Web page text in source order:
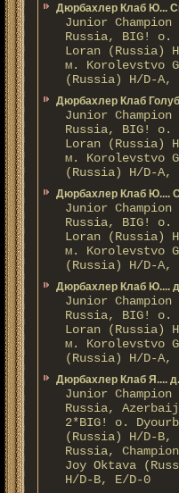
Дюрбахлер Клаб Ю...
Junior
Russia, BIG! о.
Loran (Russia)
м. Korolevstvo
(Russia) H/D-A,
Дюрбахлер Клаб
Junior
Russia, BIG! о.
Loran (Russia)
м. Korolevstvo
(Russia) H/D-A,
Дюрбахлер Клаб Ю....
Junior
Russia, BIG! о.
Loran (Russia)
м. Korolevstvo
(Russia) H/D-A,
Дюрбахлер Клаб Ю....
Junior
Russia, BIG! о.
Loran (Russia)
м. Korolevstvo
(Russia) H/D-A,
Дюрбахлер Клаб Я....
Junior
Russia,
2*BIG! о.
(Russia) H/D-B,
Russia,
Joy Oktava
H/D-B, E/D-0